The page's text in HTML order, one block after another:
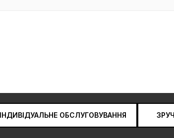
ІНДИВІДУАЛЬНЕ ОБСЛУГОВУВАННЯ